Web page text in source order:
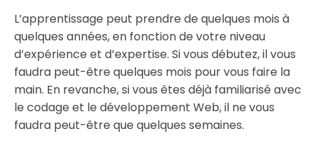
L’apprentissage peut prendre de quelques mois à
quelques années, en fonction de votre niveau
d’expérience et d’expertise. Si vous débutez, il vous
faudra peut-être quelques mois pour vous faire la
main. En revanche, si vous êtes déjà familiarisé avec
le codage et le développement Web, il ne vous
faudra peut-être que quelques semaines.